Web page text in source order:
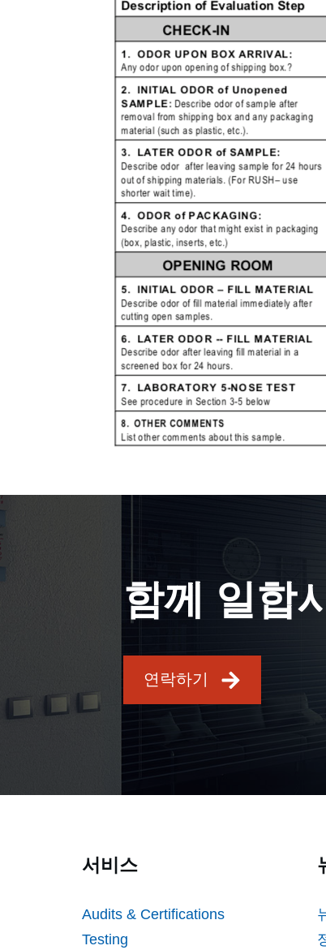
함께 일합
연락하기
서비스
Audits & Certifications
Testing